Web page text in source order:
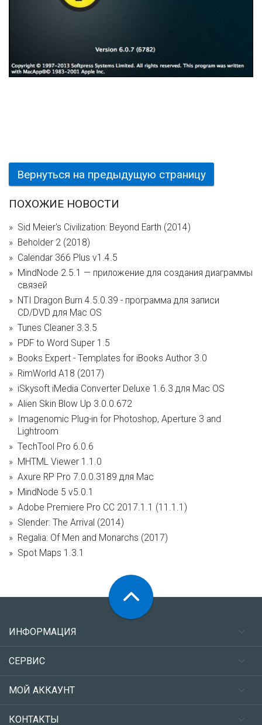
Вернуться на предыдущую страницу
ПОХОЖИЕ НОВОСТИ
Sid Meier's Civilization: Beyond Earth (2014)
Beholder 2 (2018)
Calendar 366 Plus v1.4.5
MindNode 2.5.1 — приложение для создания диаграммы
связей
NTI Dragon Burn 4.5.0.39 - программа для записи
CD/DVD для Mac OS
Tunes Cleaner 3.3.5
PDF to Word Super 1.5
Books Expert - Templates for iBooks Author 3.0
RimWorld A18 (2017)
iSkysoft iMedia Converter Deluxe 1.6.3 для Mac OS
Alien Skin Blow Up 3.0.0.672
Imagenomic Plug-in for Photoshop, Aperture 3 and
Lightroom
TechTool Pro 6.0.6
MHTML Viewer 1.1.0
Axure RP Pro 7.0.0.3189 для Mac
MindNode 5 v5.0.1
Adobe Premiere Pro CC 2017.1.1 (11.1.1)
Slender: The Arrival (2014)
Regalia: Of Men and Monarchs (2017)
Spot Maps 1.3.1
ИНФОРМАЦИЯ
СЕРВИС
МОЙ АККАУНТ
КОНТАКТЫ